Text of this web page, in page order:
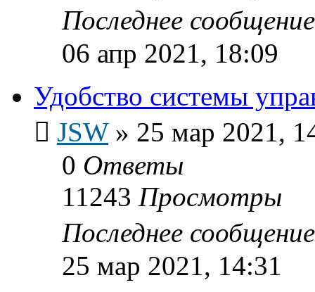
Последнее
06 апр 2021, 18:09
Удобство системы
JSW» 25 мар 2021,
0 Ответы
11243 Просмотры
Последнее
25 мар 2021, 14:31